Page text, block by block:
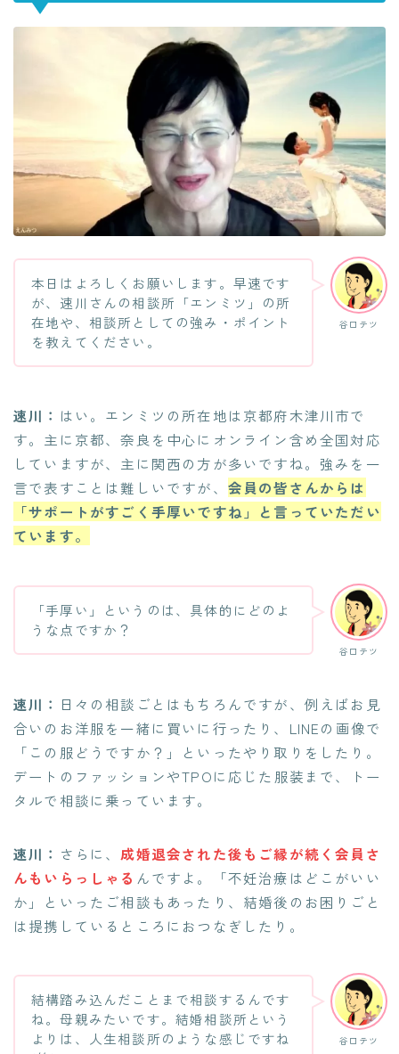
谷口テツ
本日はよろしくお願いします。早速です
が、速川さんの相談所「エンミツ」の所
在地や、相談所としての強み・ポイント
を教えてください。
速川： はい。エンミツの所在地は京都府木津川市で
す。主に京都、奈良を中心にオンライン含め全国対応
していますが、主に関西の方が多いですね。強みを一
言で表すことは難しいですが、 会員の皆さんからは
「サポートがすごく手厚いですね」と言っていただい
ています。
谷口テツ
「手厚い」というのは、具体的にどのよ
うな点ですか？
速川： 日々の相談ごとはもちろんですが、例えばお見
合いのお洋服を一緒に買いに行ったり、LINEの画像で
「この服どうですか？」といったやり取りをしたり。
デートのファッションやTPOに応じた服装まで、トー
タルで相談に乗っています。
速川： さらに、 成婚退会された後もご縁が続く会員さ
んもいらっしゃる んですよ。「不妊治療はどこがいい
か」といったご相談もあったり、結婚後のお困りごと
は提携しているところにおつなぎしたり。
谷口テツ
結構踏み込んだことまで相談するんです
ね。母親みたいです。結婚相談所という
よりは、人生相談所のような感じですね